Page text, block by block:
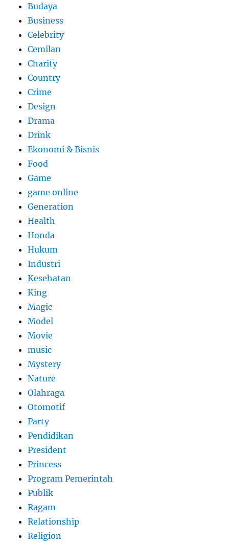
Budaya
Business
Celebrity
Cemilan
Charity
Country
Crime
Design
Drama
Drink
Ekonomi & Bisnis
Food
Game
game online
Generation
Health
Honda
Hukum
Industri
Kesehatan
King
Magic
Model
Movie
music
Mystery
Nature
Olahraga
Otomotif
Party
Pendidikan
President
Princess
Program Pemerintah
Publik
Ragam
Relationship
Religion